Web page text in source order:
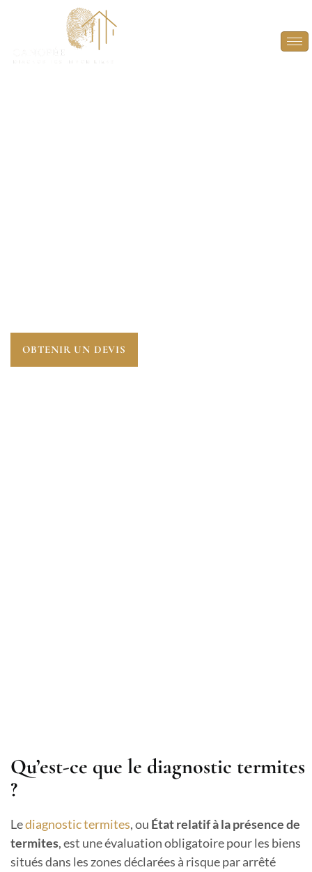
OBTENIR UN DEVIS
Qu’est-ce que le diagnostic termites
?
Lediagnostic termites, ou État relatif à la présence de
termites, est une évaluation obligatoire pour les biens
situés dans les zones déclarées à risque par arrêté